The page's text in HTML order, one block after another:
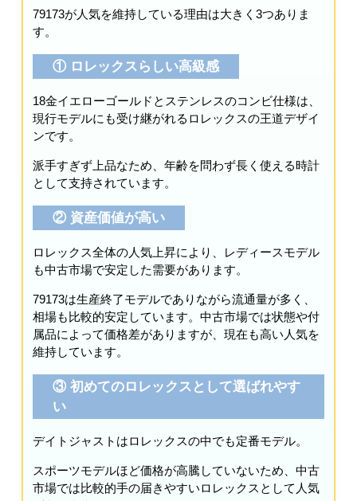
79173が人気を維持している理由は大きく3つありま
す。
① ロレックスらしい高級感
18金イエローゴールドとステンレスのコンビ仕様は、
現行モデルにも受け継がれるロレックスの王道デザイ
ンです。
派手すぎず上品なため、年齢を問わず長く使える時計
として支持されています。
② 資産価値が高い
ロレックス全体の人気上昇により、レディースモデル
も中古市場で安定した需要があります。
79173は生産終了モデルでありながら流通量が多く、
相場も比較的安定しています。中古市場では状態や付
属品によって価格差がありますが、現在も高い人気を
維持しています。
③ 初めてのロレックスとして選ばれやす
い
デイトジャストはロレックスの中でも定番モデル。
スポーツモデルほど価格が高騰していないため、中古
市場では比較的手の届きやすいロレックスとして人気